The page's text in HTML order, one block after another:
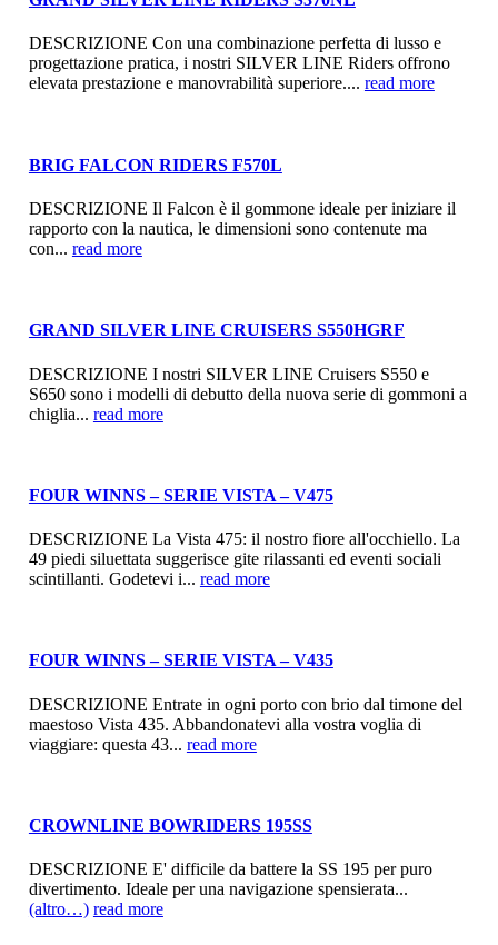
DESCRIZIONE Con una combinazione perfetta di lusso e
progettazione pratica, i nostri SILVER LINE Riders offrono
elevata prestazione e manovrabilità superiore.... read more
BRIG FALCON RIDERS F570L
DESCRIZIONE Il Falcon è il gommone ideale per iniziare il
rapporto con la nautica, le dimensioni sono contenute ma
con... read more
GRAND SILVER LINE CRUISERS S550HGRF
DESCRIZIONE I nostri SILVER LINE Cruisers S550 e
S650 sono i modelli di debutto della nuova serie di gommoni a
chiglia... read more
FOUR WINNS – SERIE VISTA – V475
DESCRIZIONE La Vista 475: il nostro fiore all'occhiello. La
49 piedi siluettata suggerisce gite rilassanti ed eventi sociali
scintillanti. Godetevi i... read more
FOUR WINNS – SERIE VISTA – V435
DESCRIZIONE Entrate in ogni porto con brio dal timone del
maestoso Vista 435. Abbandonatevi alla vostra voglia di
viaggiare: questa 43... read more
CROWNLINE BOWRIDERS 195SS
DESCRIZIONE E' difficile da battere la SS 195 per puro
divertimento. Ideale per una navigazione spensierata...
(altro…) read more